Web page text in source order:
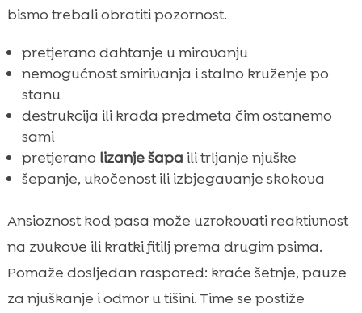
bismo trebali obratiti pozornost.
pretjerano dahtanje u mirovanju
nemogućnost smirivanja i stalno kruženje po
stanu
destrukcija ili krađa predmeta čim ostanemo
sami
pretjerano lizanje šapa ili trljanje njuške
šepanje, ukočenost ili izbjegavanje skokova
Ansioznost kod pasa može uzrokovati reaktivnost
na zvukove ili kratki fitilj prema drugim psima.
Pomaže dosljedan raspored: kraće šetnje, pauze
za njuškanje i odmor u tišini. Time se postiže